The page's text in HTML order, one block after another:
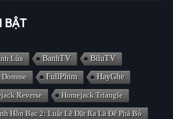
BẬT
Lửa BanhTV BiluTV
Domme FullPhim HayGhe
Reverse Homejack Triangle
Hồn Bạc 2: Luật Lệ Đặt Ra Là Để Phá Bỏ